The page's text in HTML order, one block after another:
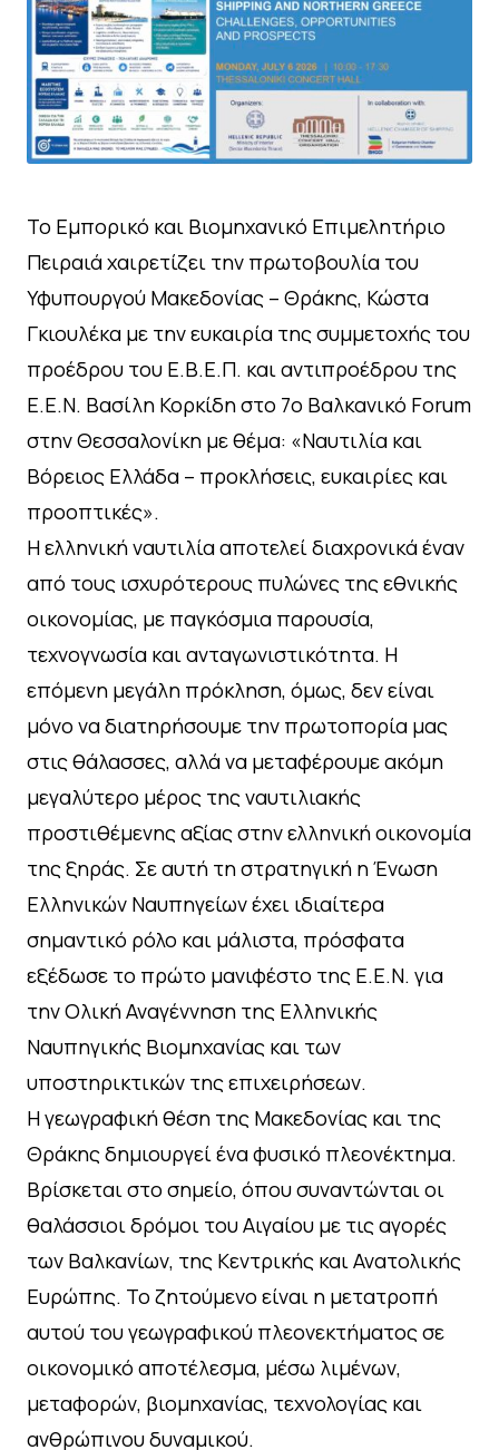
Το Εμπορικό και Βιομηχανικό Επιμελητήριο
Πειραιά χαιρετίζει την πρωτοβουλία του
Υφυπουργού Μακεδονίας – Θράκης, Κώστα
Γκιουλέκα με την ευκαιρία της συμμετοχής του
προέδρου του Ε.Β.Ε.Π. και αντιπροέδρου της
Ε.Ε.Ν. Βασίλη Κορκίδη στο 7ο Βαλκανικό Forum
στην Θεσσαλονίκη με θέμα: «Ναυτιλία και
Βόρειος Ελλάδα – προκλήσεις, ευκαιρίες και
προοπτικές».
Η ελληνική ναυτιλία αποτελεί διαχρονικά έναν
από τους ισχυρότερους πυλώνες της εθνικής
οικονομίας, με παγκόσμια παρουσία,
τεχνογνωσία και ανταγωνιστικότητα. Η
επόμενη μεγάλη πρόκληση, όμως, δεν είναι
μόνο να διατηρήσουμε την πρωτοπορία μας
στις θάλασσες, αλλά να μεταφέρουμε ακόμη
μεγαλύτερο μέρος της ναυτιλιακής
προστιθέμενης αξίας στην ελληνική οικονομία
της ξηράς. Σε αυτή τη στρατηγική η Ένωση
Ελληνικών Ναυπηγείων έχει ιδιαίτερα
σημαντικό ρόλο και μάλιστα, πρόσφατα
εξέδωσε το πρώτο μανιφέστο της Ε.Ε.Ν. για
την Ολική Αναγέννηση της Ελληνικής
Ναυπηγικής Βιομηχανίας και των
υποστηρικτικών της επιχειρήσεων.
Η γεωγραφική θέση της Μακεδονίας και της
Θράκης δημιουργεί ένα φυσικό πλεονέκτημα.
Βρίσκεται στο σημείο, όπου συναντώνται οι
θαλάσσιοι δρόμοι του Αιγαίου με τις αγορές
των Βαλκανίων, της Κεντρικής και Ανατολικής
Ευρώπης. Το ζητούμενο είναι η μετατροπή
αυτού του γεωγραφικού πλεονεκτήματος σε
οικονομικό αποτέλεσμα, μέσω λιμένων,
μεταφορών, βιομηχανίας, τεχνολογίας και
ανθρώπινου δυναμικού.